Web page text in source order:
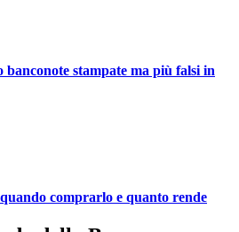
banconote stampate ma più falsi in
comprarlo e quanto rende